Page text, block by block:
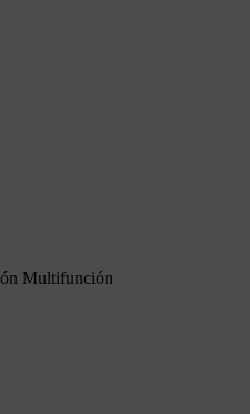
Multifunción